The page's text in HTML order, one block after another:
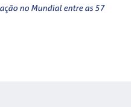
no Mundial entre as 57